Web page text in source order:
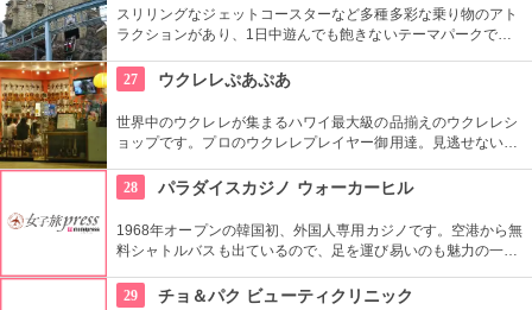
スリリングなジェットコースターなど多種多彩な乗り物のアト
ラクションがあり、1日中遊んでも飽きないテーマパークで
た。夜はお城のライトアップもあり、デートで訪れるのも楽し
そうです。
27 ウクレレぷあぷあ
世界中のウクレレが集まるハワイ最大級の品揃えのウクレレシ
ョップです。プロのウクレレプレイヤー御用達。見逃せないの
なるまで教えてくれるなんて、かなり太っ腹じゃないですか。
28 パラダイスカジノ ウォーカーヒル
1968年オープンの韓国初、外国人専用カジノです。空港から無
料シャトルバスも出ているので、足を運び易いのも魅力の一
帰るのもいいですね。
29 チョ＆パク ビューティクリニック